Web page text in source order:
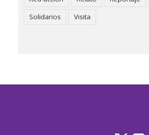
Solidarios
Visita